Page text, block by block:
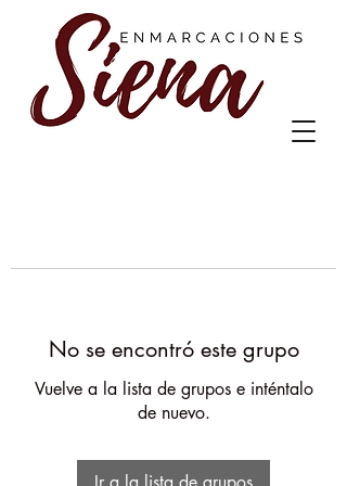
No se encontró este grupo
Vuelve a la lista de grupos e inténtalo
de nuevo.